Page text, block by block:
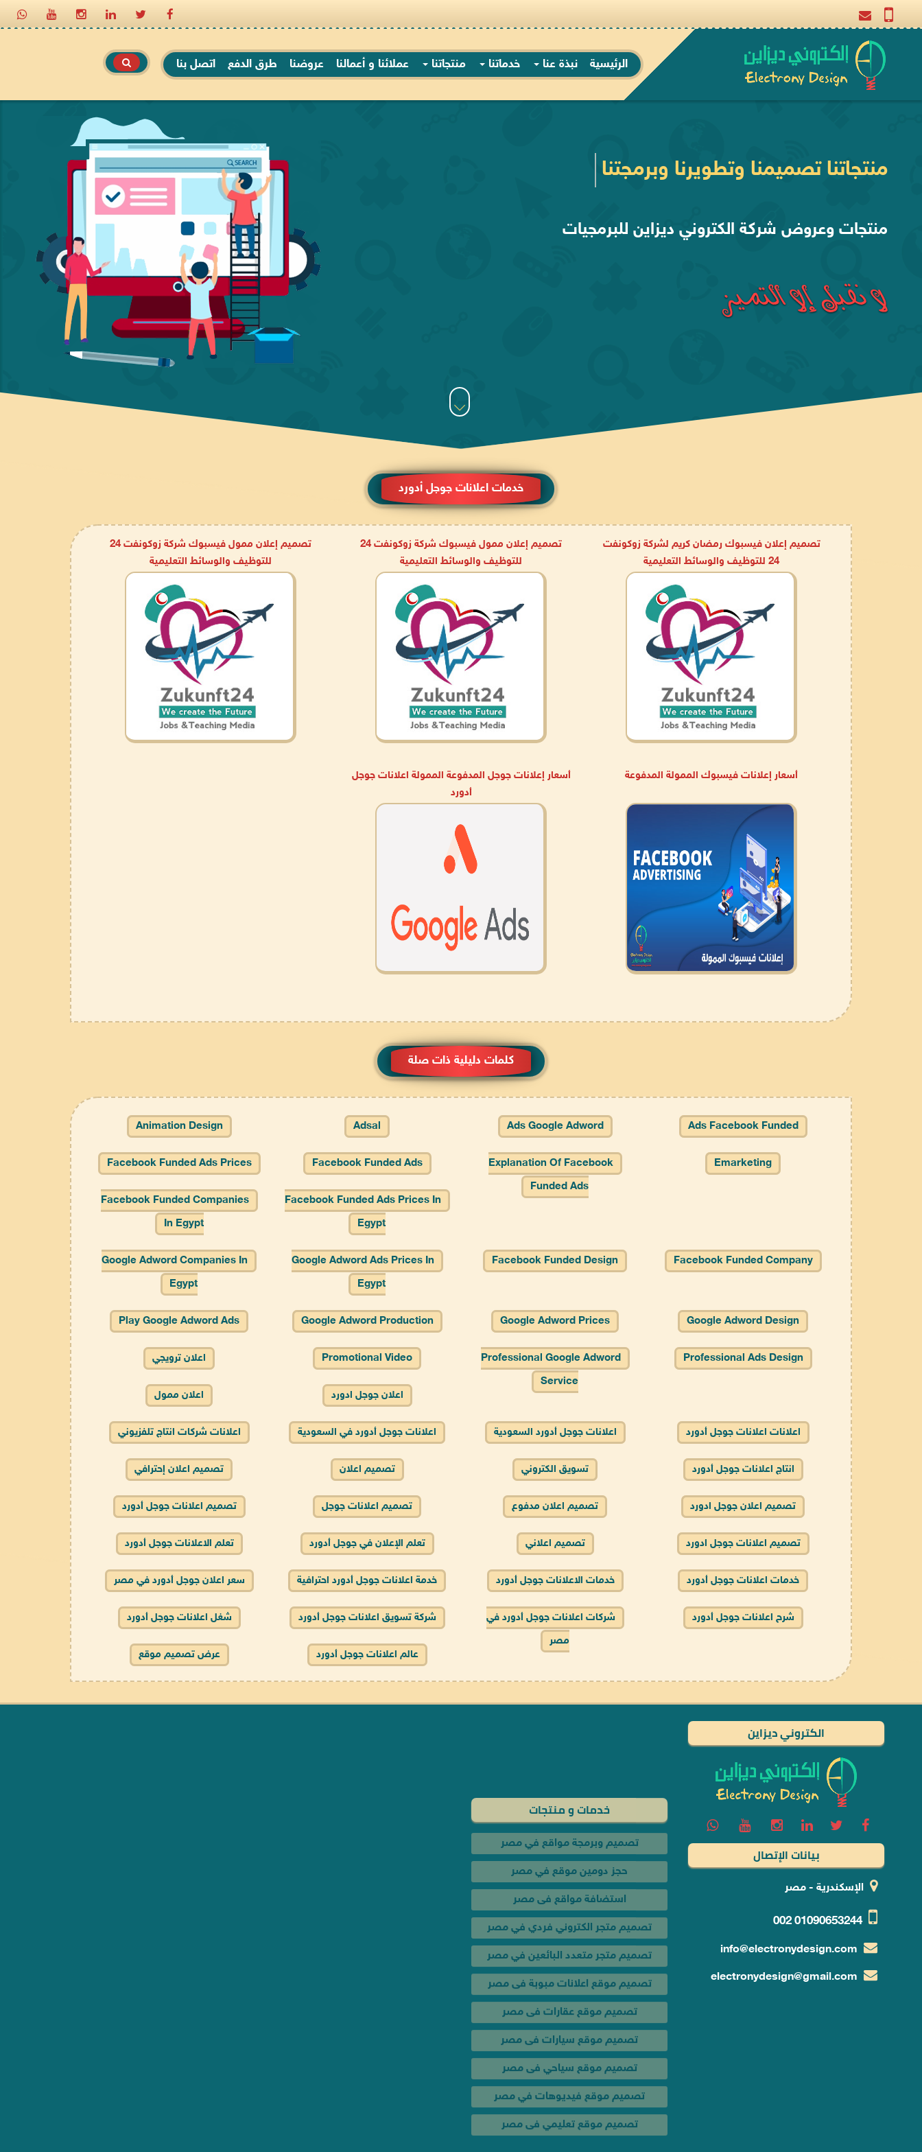
الرئيسية نبذة عنا خدماتنا منتجاتنا عملائنا و أعمالنا عروضنا طرق الدفع اتصل بنا
منتجاتنا تصميمنا وتطويرنا وبرمجتنا
منتجات وعروض شركة الكتروني ديزاين للبرمجيات
خدمات اعلانات جوجل أدورد
تصميم إعلان فيسبوك رمضان كريم لشركة زوكونفت
24 للتوظيف والوسائط التعليمية
تصميم إعلان ممول فيسبوك شركة زوكونفت 24
للتوظيف والوسائط التعليمية
تصميم إعلان ممول فيسبوك شركة زوكونفت 24
للتوظيف والوسائط التعليمية
أسعار إعلانات فيسبوك الممولة المدفوعة
أسعار إعلانات جوجل المدفوعة الممولة اعلانات جوجل
أدورد
كلمات دليلية ذات صلة
Ads Facebook Funded
Ads Google Adword
Adsal
Animation Design
Emarketing
Explanation Of Facebook
Funded Ads
Facebook Funded Ads
Facebook Funded Ads Prices
Facebook Funded Ads Prices In
Egypt
Facebook Funded Companies
In Egypt
Facebook Funded Company
Facebook Funded Design
Google Adword Ads Prices In
Egypt
Google Adword Companies In
Egypt
Google Adword Design
Google Adword Prices
Google Adword Production
Play Google Adword Ads
Professional Ads Design
Professional Google Adword
Service
Promotional Video اعلان ترويجي
اعلان جوجل ادورد اعلان ممول
اعلانات اعلانات جوجل أدورد اعلانات جوجل أدورد السعودية اعلانات جوجل أدورد في السعودية اعلانات شركات انتاج تلفزيوني
انتاج اعلانات جوجل أدورد تسويق الكتروني تصميم اعلان تصميم اعلان إحترافي
تصميم اعلان جوجل ادورد تصميم اعلان مدفوع تصميم اعلانات جوجل تصميم اعلانات جوجل أدورد
تصميم اعلانات جوجل ادورد تصميم اعلاني تعلم الإعلان في جوجل أدورد تعلم الاعلانات جوجل أدورد
خدمات اعلانات جوجل أدورد خدمات الاعلانات جوجل أدورد خدمة اعلانات جوجل أدورد احترافية سعر اعلان جوجل أدورد في مصر
شرح اعلانات جوجل أدورد
شركات اعلانات جوجل أدورد في
مصر
شركة تسويق اعلانات جوجل أدورد شغل اعلانات جوجل أدورد
عالم اعلانات جوجل أدورد عرض تصميم موقع
الكتروني ديزاين
بيانات الإتصال
الإسكندرية - مصر
01090653244
002
info@electronydesign.com
electronydesign@gmail.com
حجز دومين موقع في مصر
استضافة مواقع فى مصر
تصميم متجر الكتروني فردي في مصر
تصميم متجر متعدد البائعين في مصر
تصميم موقع اعلانات مبوبة فى مصر
تصميم موقع عقارات فى مصر
تصميم موقع سيارات فى مصر
تصميم موقع سياحي فى مصر
تصميم موقع فيديوهات في مصر
تصميم موقع تعليمي فى مصر